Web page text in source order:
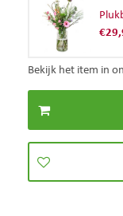
€29,
Bekijk het item in